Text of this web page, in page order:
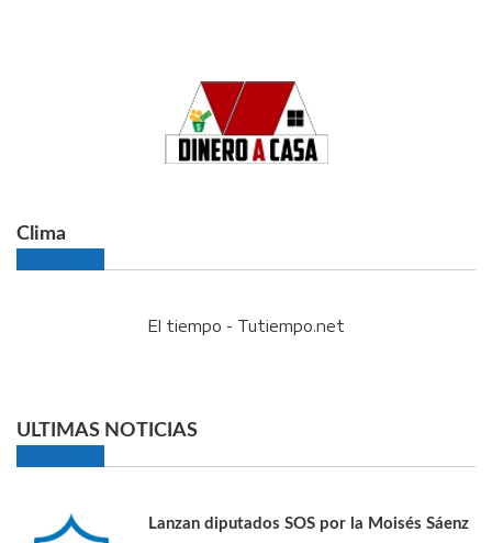
Clima
El tiempo - Tutiempo.net
ULTIMAS NOTICIAS
Lanzan diputados SOS por la Moisés Sáenz